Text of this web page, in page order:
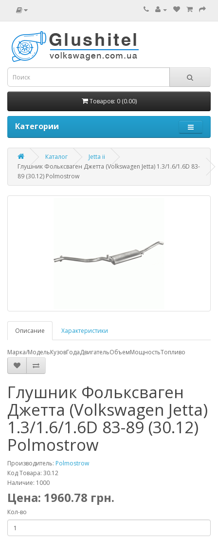
Товаров: 0 (0.00)
Категории
Каталог
Jetta ii
Глушник Фольксваген Джетта (Volkswagen Jetta) 1.3/1.6/1.6D 83-
89 (30.12) Polmostrow
Описание Характеристики
Марка/МодельКузовГодаДвигательОбъемМощностьТопливо
Глушник Фольксваген
Джетта (Volkswagen Jetta)
1.3/1.6/1.6D 83-89 (30.12)
Polmostrow
Производитель: Polmostrow
Код Товара: 30.12
Наличие: 1000
Цена: 1960.78 грн.
Кол-во